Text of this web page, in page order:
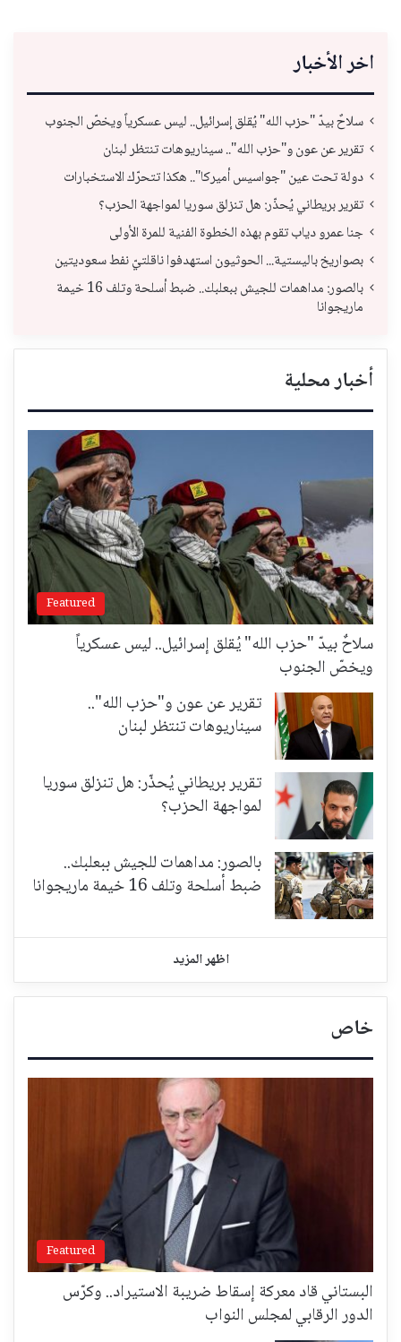
اخر الأخبار
سلاحٌ بيدّ "حزب الله" يُقلق إسرائيل.. ليس عسكرياً ويخصّ الجنوب
تقرير عن عون و"حزب الله".. سيناريوهات تنتظر لبنان
دولة تحت عين "جواسيس أميركا".. هكذا تتحرّك الاستخبارات
تقرير بريطاني يُحذّر: هل تنزلق سوريا لمواجهة الحزب؟
جنا عمرو دياب تقوم بهذه الخطوة الفنية للمرة الأولى
بصواريخ باليستية... الحوثيون استهدفوا ناقلتيّ نفط سعوديتين
بالصور: مداهمات للجيش ببعلبك.. ضبط أسلحة وتلف 16 خيمة
ماريجوانا
أخبار محلية
Featured
سلاحٌ بيدّ "حزب الله" يُقلق إسرائيل.. ليس عسكرياً
ويخصّ الجنوب
تقرير عن عون و"حزب الله"..
سيناريوهات تنتظر لبنان
تقرير بريطاني يُحذّر: هل تنزلق سوريا
لمواجهة الحزب؟
بالصور: مداهمات للجيش ببعلبك..
ضبط أسلحة وتلف 16 خيمة ماريجوانا
اظهر المزيد
خاص
Featured
البستاني قاد معركة إسقاط ضريبة الاستيراد.. وكرّس
الدور الرقابي لمجلس النواب